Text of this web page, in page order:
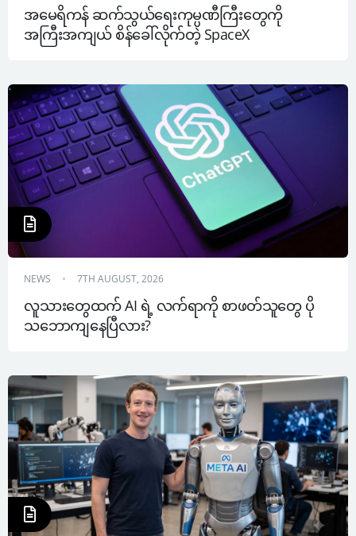
အမေရိကန် ဆက်သွယ်ရေးကုမ္ပဏီကြီးတွေကို
အကြီးအကျယ် စိန်ခေါ်လိုက်တဲ့ SpaceX
NEWS 7TH AUGUST, 2026
လူသားတွေထက် AI ရဲ့ လက်ရာကို စာဖတ်သူတွေ ပို
သဘောကျနေပြီလား?